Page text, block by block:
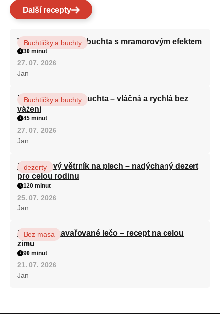
Další recepty
Vláčná olejová litá buchta s mramorovým efektem
Buchtičky a buchty
30 minut
27. 07. 2026
Jan
Hrnková maková buchta – vláčná a rychlá bez
vážení
Buchtičky a buchty
45 minut
27. 07. 2026
Jan
Karamelový větrník na plech – nadýchaný dezert
pro celou rodinu
dezerty
120 minut
25. 07. 2026
Jan
Babiččino zavařované lečo – recept na celou
zimu
Bez masa
90 minut
21. 07. 2026
Jan